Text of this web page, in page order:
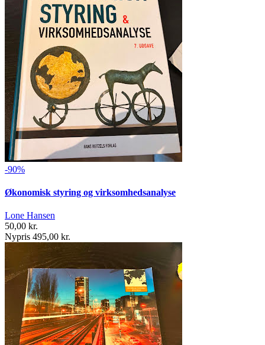
-90%
Økonomisk styring og virksomhedsanalyse
Lone Hansen
50,00 kr.
Nypris 495,00 kr.